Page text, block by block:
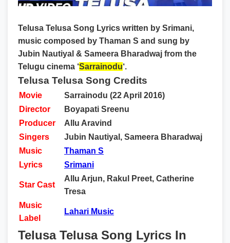
Telusa Telusa Song Lyrics written by Srimani,
music composed by Thaman S and sung by
Jubin Nautiyal & Sameera Bharadwaj from the
Telugu cinema ‘Sarrainodu‘.
Telusa Telusa Song Credits
Movie
Sarrainodu (22 April 2016)
Director
Boyapati Sreenu
Producer
Allu Aravind
Singers
Jubin Nautiyal, Sameera Bharadwaj
Music
Thaman S
Lyrics
Srimani
Star Cast
Allu Arjun, Rakul Preet, Catherine
Tresa
Music
Label
Lahari Music
Telusa Telusa Song Lyrics In